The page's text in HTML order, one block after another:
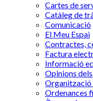
Cartes de
Catàleg de
Comunicació
El Meu Espai
Contractes,
Factura
Informació
Opinions
Organització
Ordenances